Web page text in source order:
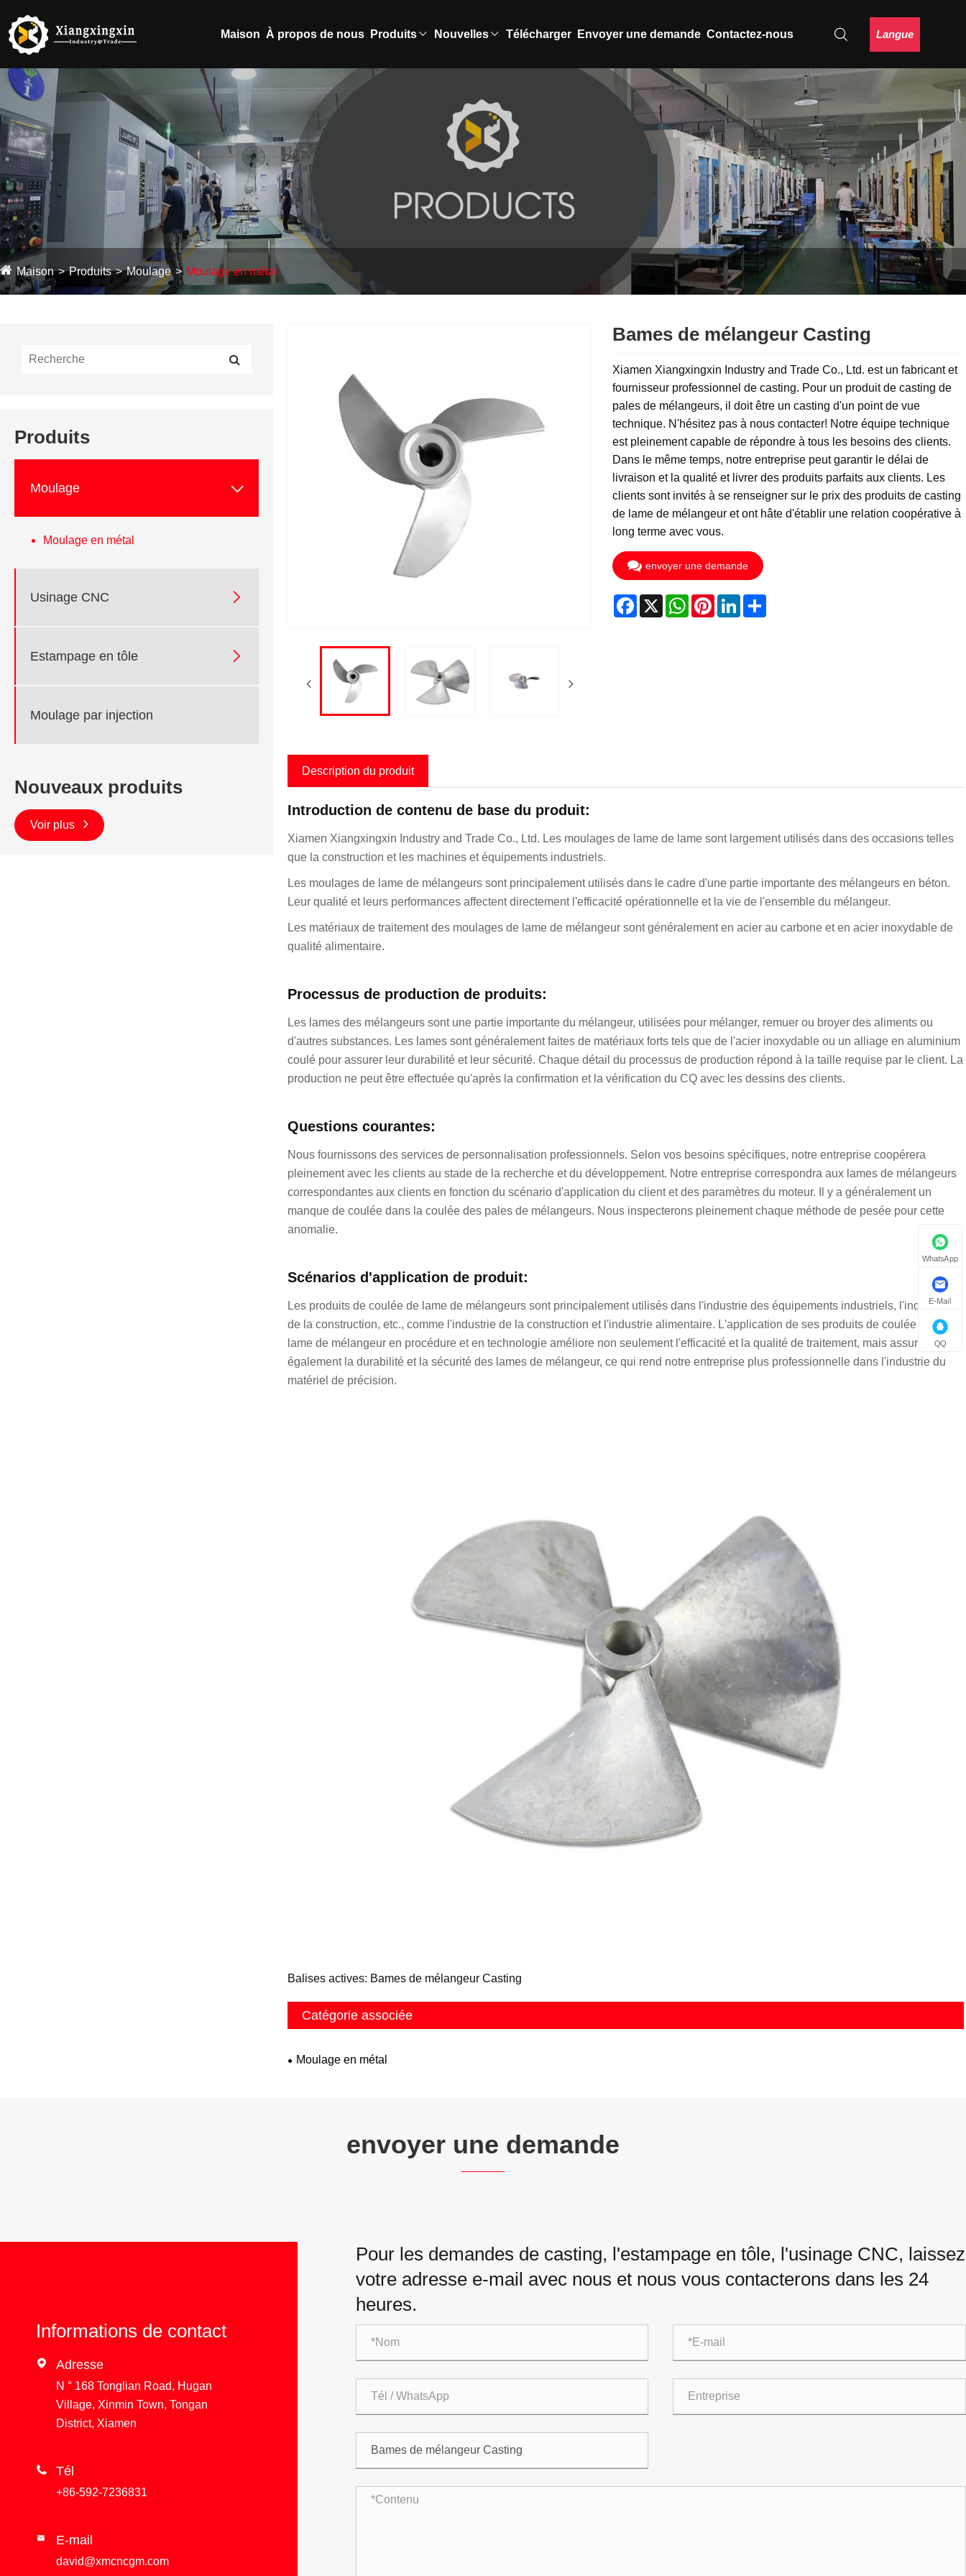
Maison À propos de nous Produits Nouvelles Télécharger Envoyer une demande Contactez-nous Langue
Maison Produits Moulage Moulage en métal
Produits
Moulage 
Moulage en métal
Usinage CNC 
Estampage en tôle 
Moulage par injection
Nouveaux produits
Voir plus
Bames de mélangeur Casting
Xiamen Xiangxingxin Industry and Trade Co., Ltd. est un fabricant et
fournisseur professionnel de casting. Pour un produit de casting de
pales de mélangeurs, il doit être un casting d'un point de vue
technique. N'hésitez pas à nous contacter! Notre équipe technique
est pleinement capable de répondre à tous les besoins des clients.
Dans le même temps, notre entreprise peut garantir le délai de
livraison et la qualité et livrer des produits parfaits aux clients. Les
clients sont invités à se renseigner sur le prix des produits de casting
de lame de mélangeur et ont hâte d'établir une relation coopérative à
long terme avec vous.
envoyer une demande
Facebook
X WhatsApp
PinterestLinkedInShare
Description du produit
Introduction de contenu de base du produit:
Xiamen Xiangxingxin Industry and Trade Co., Ltd. Les moulages de lame de lame sont largement utilisés dans des occasions telles
que la construction et les machines et équipements industriels.
Les moulages de lame de mélangeurs sont principalement utilisés dans le cadre d'une partie importante des mélangeurs en béton.
Leur qualité et leurs performances affectent directement l'efficacité opérationnelle et la vie de l'ensemble du mélangeur.
Les matériaux de traitement des moulages de lame de mélangeur sont généralement en acier au carbone et en acier inoxydable de
qualité alimentaire.
Processus de production de produits:
Les lames des mélangeurs sont une partie importante du mélangeur, utilisées pour mélanger, remuer ou broyer des aliments ou
d'autres substances. Les lames sont généralement faites de matériaux forts tels que de l'acier inoxydable ou un alliage en aluminium
coulé pour assurer leur durabilité et leur sécurité. Chaque détail du processus de production répond à la taille requise par le client. La
production ne peut être effectuée qu'après la confirmation et la vérification du CQ avec les dessins des clients.
Questions courantes:
Nous fournissons des services de personnalisation professionnels. Selon vos besoins spécifiques, notre entreprise coopérera
pleinement avec les clients au stade de la recherche et du développement. Notre entreprise correspondra aux lames de mélangeurs
correspondantes aux clients en fonction du scénario d'application du client et des paramètres du moteur. Il y a généralement un
manque de coulée dans la coulée des pales de mélangeurs. Nous inspecterons pleinement chaque méthode de pesée pour cette
anomalie.
Scénarios d'application de produit:
Les produits de coulée de lame de mélangeurs sont principalement utilisés dans l'industrie des équipements industriels, l'industrie
de la construction, etc., comme l'industrie de la construction et l'industrie alimentaire. L'application de ses produits de coulée à la
lame de mélangeur en procédure et en technologie améliore non seulement l'efficacité et la qualité de traitement, mais assure
également la durabilité et la sécurité des lames de mélangeur, ce qui rend notre entreprise plus professionnelle dans l'industrie du
matériel de précision.
Balises actives: Bames de mélangeur Casting
Catégorie associée
Moulage en métal
envoyer une demande
Informations de contact
 Adresse
N ° 168 Tonglian Road, Hugan
Village, Xinmin Town, Tongan
District, Xiamen
 Tél
+86-592-7236831
 E-mail
david@xmcncgm.com
Pour les demandes de casting, l'estampage en tôle, l'usinage CNC, laissez
votre adresse e-mail avec nous et nous vous contacterons dans les 24
heures.
WhatsApp
E-Mail
QQ